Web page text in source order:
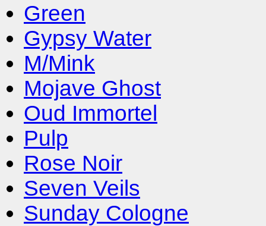
Green
Gypsy Water
M/Mink
Mojave Ghost
Oud Immortel
Pulp
Rose Noir
Seven Veils
Sunday Cologne